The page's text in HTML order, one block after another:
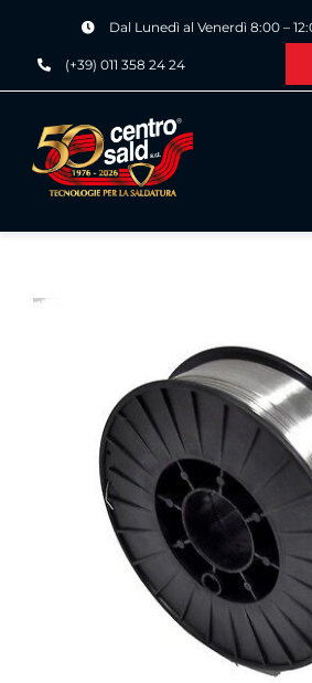
contenuto
Dal Lunedì al Venerdì 8:00 –
(+39) 011 358 24 24